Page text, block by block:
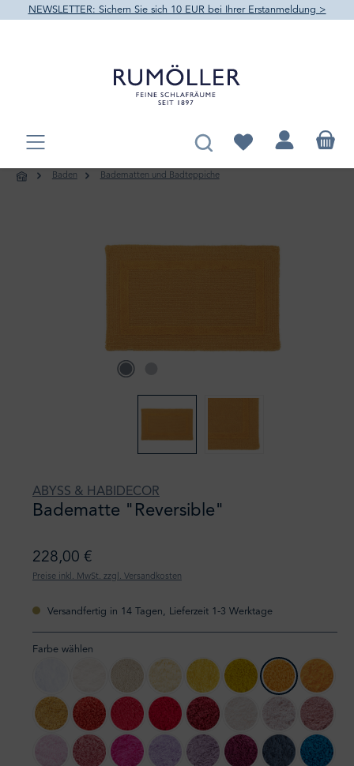
springen
NEWSLETTER: Sichern Sie sich 10 EUR bei Ihrer Erstanmeldung >
Du hast 0 Produkte
Baden Badematten und Badteppiche
ABYSS & HABIDECOR
Badematte "Reversible"
228,00 €
Preise inkl. MwSt. zzgl. Versandkosten
Versandfertig in 14 Tagen, Lieferzeit 1-3 Werktage
Farbe wählen
103 Ivory 101 Ecru 803 Popcorn830 Banane278 Yuzu 870 Curcuma
614
850 Safran638 Chili 579 Viva Magenta
564 Carmin578 Canyon 518 Primrose
515
501 Pink Lady573 Flamingo570 Happy Pink
430 Lupin 440 Orchid514 Baton Rouge
307 Denim
336